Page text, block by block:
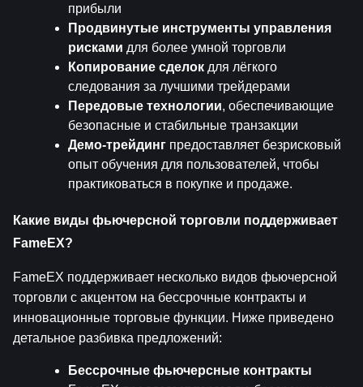
прибыли
Продвинутые инструменты управления
рисками для более умной торговли
Копирование сделок для лёгкого
следования за лучшими трейдерами
Передовые технологии, обеспечивающие
безопасные и стабильные транзакции
Демо-трейдинг предоставляет безрисковый
опыт обучения для пользователей, чтобы
практиковаться в покупке и продаже.
Какие виды фьючерсной торговли поддерживает
FameEX?
FameEX поддерживает несколько видов фьючерсной
торговли с акцентом на бессрочные контракты и
инновационные торговые функции. Ниже приведено
детальное разбивка предложений:
Бессрочные фьючерсные контракты